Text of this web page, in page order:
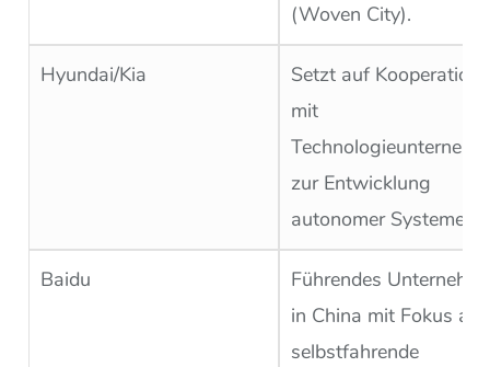
(Woven City).
Hyundai/Kia
Setzt auf
mit
zur Entwicklung
autonomer Systeme.
Baidu
Führendes
in China mit Fokus auf
selbstfahrende